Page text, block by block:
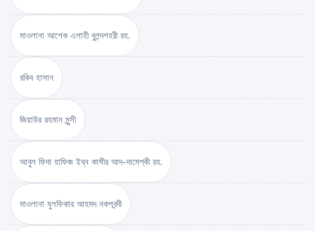
মাওলানা আশেক এলাহী বুলন্দশহরী রহ.
রকিব হাসান
জিয়াউর রহমান মুন্সী
আবুল ফিদা হাফিজ ইব্‌ন কাসীর আদ-দামেশ্‌কী রহ.
মাওলানা যুলফিকার আহমদ নকশবন্দী